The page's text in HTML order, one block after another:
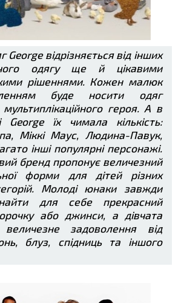
George відрізняється від інших
одягу ще й цікавими
рішеннями. Кожен малюк
буде носити одяг
героя. А в
George їх чимала кількість:
Міккі Маус, Людина-Павук,
інші популярні персонажі.
бренд пропонує величезний
форми для дітей різних
Молоді юнаки завжди
для себе прекрасний
або джинси, а дівчата
задоволення від
блуз, спідниць та іншого